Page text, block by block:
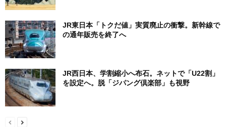
JR東日本「トクだ値」実質廃止の衝撃。新幹線で
の通年販売を終了へ
JR西日本、学割縮小へ布石。ネットで「U22割」
を設定へ。脱「ジパング倶楽部」も視野